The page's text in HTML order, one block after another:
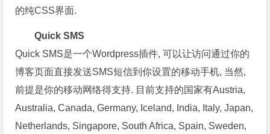
的纯CSS界面.
Quick SMS
Quick SMS是一个Wordpress插件, 可以让访问通过你的
博客页面直接发送SMS短信到你设置的移动手机, 当然,
前提是你的移动网络得支持. 目前支持的国家有Austria,
Australia, Canada, Germany, Iceland, India, Italy, Japan,
Netherlands, Singapore, South Africa, Spain, Sweden,